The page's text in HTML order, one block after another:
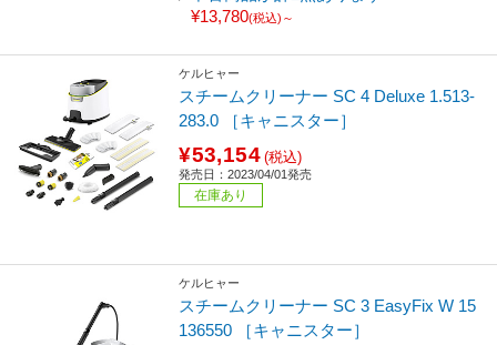
¥13,780(税込)～
ケルヒャー
スチームクリーナー SC 4 Deluxe 1.513-
283.0 ［キャニスター］
¥53,154 (税込)
発売日：2023/04/01発売
在庫あり
ケルヒャー
スチームクリーナー SC 3 EasyFix W 15
136550 ［キャニスター］